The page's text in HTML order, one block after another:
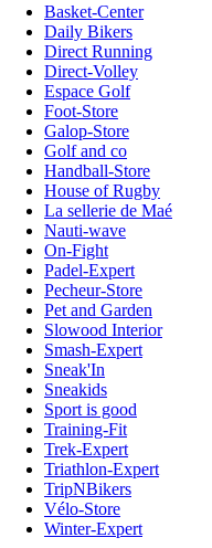
Basket-Center
Daily Bikers
Direct Running
Direct-Volley
Espace Golf
Foot-Store
Galop-Store
Golf and co
Handball-Store
House of Rugby
La sellerie de Maé
Nauti-wave
On-Fight
Padel-Expert
Pecheur-Store
Pet and Garden
Slowood Interior
Smash-Expert
Sneak'In
Sneakids
Sport is good
Training-Fit
Trek-Expert
Triathlon-Expert
TripNBikers
Vélo-Store
Winter-Expert